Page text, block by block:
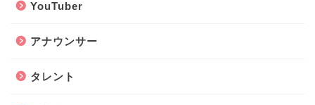
YouTuber
アナウンサー
タレント